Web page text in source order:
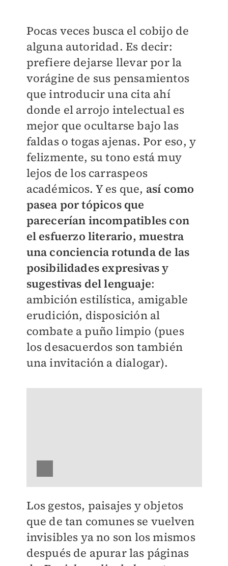
Pocas veces busca el cobijo de
alguna autoridad. Es decir:
prefiere dejarse llevar por la
vorágine de sus pensamientos
que introducir una cita ahí
donde el arrojo intelectual es
mejor que ocultarse bajo las
faldas o togas ajenas. Por eso, y
felizmente, su tono está muy
lejos de los carraspeos
académicos. Y es que, así como
pasea por tópicos que
parecerían incompatibles con
el esfuerzo literario, muestra
una conciencia rotunda de las
posibilidades expresivas y
sugestivas del lenguaje:
ambición estilística, amigable
erudición, disposición al
combate a puño limpio (pues
los desacuerdos son también
una invitación a dialogar).
Los gestos, paisajes y objetos
que de tan comunes se vuelven
invisibles ya no son los mismos
después de apurar las páginas